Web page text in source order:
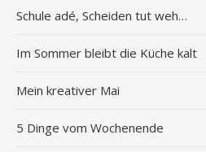
Schule adé, Scheiden tut weh…
Im Sommer bleibt die Küche kalt
Mein kreativer Mai
5 Dinge vom Wochenende